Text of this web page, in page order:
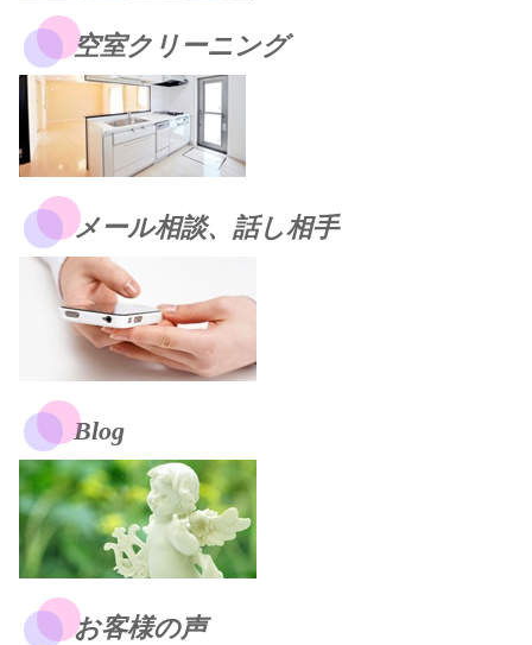
空室クリーニング
メール相談、話し相手
Blog
お客様の声